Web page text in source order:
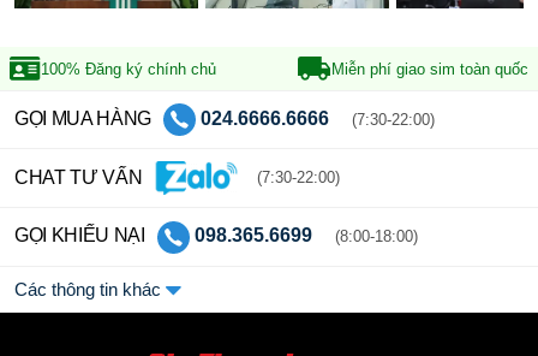
100% Đăng ký chính chủ Miễn phí giao sim toàn quốc
GỌI MUA HÀNG 024.6666.6666 (7:30-22:00)
CHAT TƯ VẤN (7:30-22:00)
GỌI KHIẾU NẠI 098.365.6699 (8:00-18:00)
Các thông tin khác